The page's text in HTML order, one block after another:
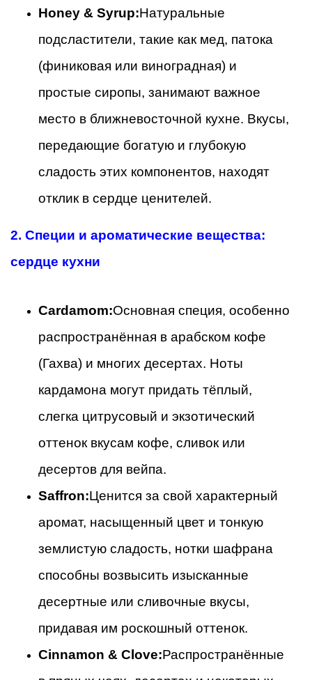
Honey & Syrup:Натуральные
подсластители, такие как мед, патока
(финиковая или виноградная) и
простые сиропы, занимают важное
место в ближневосточной кухне. Вкусы,
передающие богатую и глубокую
сладость этих компонентов, находят
отклик в сердце ценителей.
2. Специи и ароматические вещества:
сердце кухни
Cardamom:Основная специя, особенно
распространённая в арабском кофе
(Гахва) и многих десертах. Ноты
кардамона могут придать тёплый,
слегка цитрусовый и экзотический
оттенок вкусам кофе, сливок или
десертов для вейпа.
Saffron:Ценится за свой характерный
аромат, насыщенный цвет и тонкую
землистую сладость, нотки шафрана
способны возвысить изысканные
десертные или сливочные вкусы,
придавая им роскошный оттенок.
Cinnamon & Clove:Распространённые